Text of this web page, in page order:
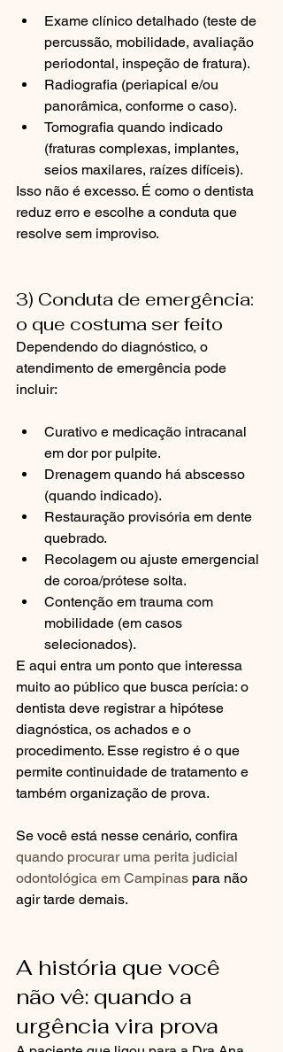
Exame clínico detalhado (teste de
percussão, mobilidade, avaliação
periodontal, inspeção de fratura).
Radiografia (periapical e/ou
panorâmica, conforme o caso).
Tomografia quando indicado
(fraturas complexas, implantes,
seios maxilares, raízes difíceis).
Isso não é excesso. É como o dentista
reduz erro e escolhe a conduta que
resolve sem improviso.
3) Conduta de emergência:
o que costuma ser feito
Dependendo do diagnóstico, o
atendimento de emergência pode
incluir:
Curativo e medicação intracanal
em dor por pulpite.
Drenagem quando há abscesso
(quando indicado).
Restauração provisória em dente
quebrado.
Recolagem ou ajuste emergencial
de coroa/prótese solta.
Contenção em trauma com
mobilidade (em casos
selecionados).
E aqui entra um ponto que interessa
muito ao público que busca perícia: o
dentista deve registrar a hipótese
diagnóstica, os achados e o
procedimento. Esse registro é o que
permite continuidade de tratamento e
também organização de prova.
Se você está nesse cenário, confira
quando procurar uma perita judicial
odontológica em Campinas para não
agir tarde demais.
A história que você
não vê: quando a
urgência vira prova